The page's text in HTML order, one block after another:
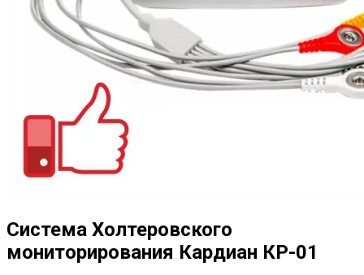
Система Холтеровского
мониторирования Кардиан КР-01